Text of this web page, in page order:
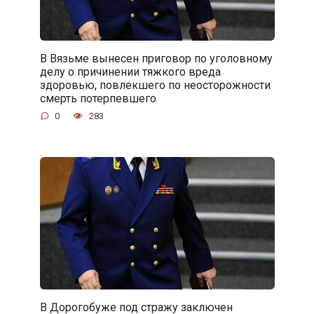
В Вязьме вынесен приговор по уголовному
делу о причинении тяжкого вреда
здоровью, повлекшего по неосторожности
смерть потерпевшего
0 283
В Дорогобуже под стражу заключен